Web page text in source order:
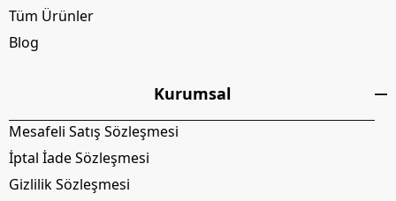
Tüm Ürünler
Blog
Kurumsal
Mesafeli Satış Sözleşmesi
İptal İade Sözleşmesi
Gizlilik Sözleşmesi